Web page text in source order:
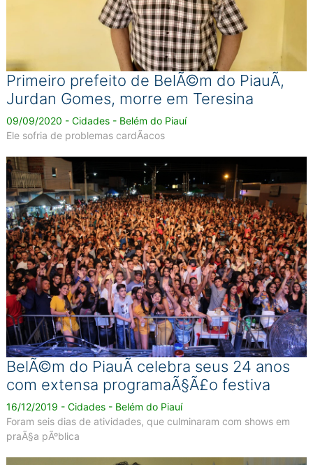
Primeiro prefeito de BelÃ©m do PiauÃ­,
Jurdan Gomes, morre em Teresina
09/09/2020 - Cidades - Belém do Piauí
Ele sofria de problemas cardÃ­acos
BelÃ©m do PiauÃ­ celebra seus 24 anos
com extensa programaÃ§Ã£o festiva
16/12/2019 - Cidades - Belém do Piauí
Foram seis dias de atividades, que culminaram com shows em
praÃ§a pÃºblica